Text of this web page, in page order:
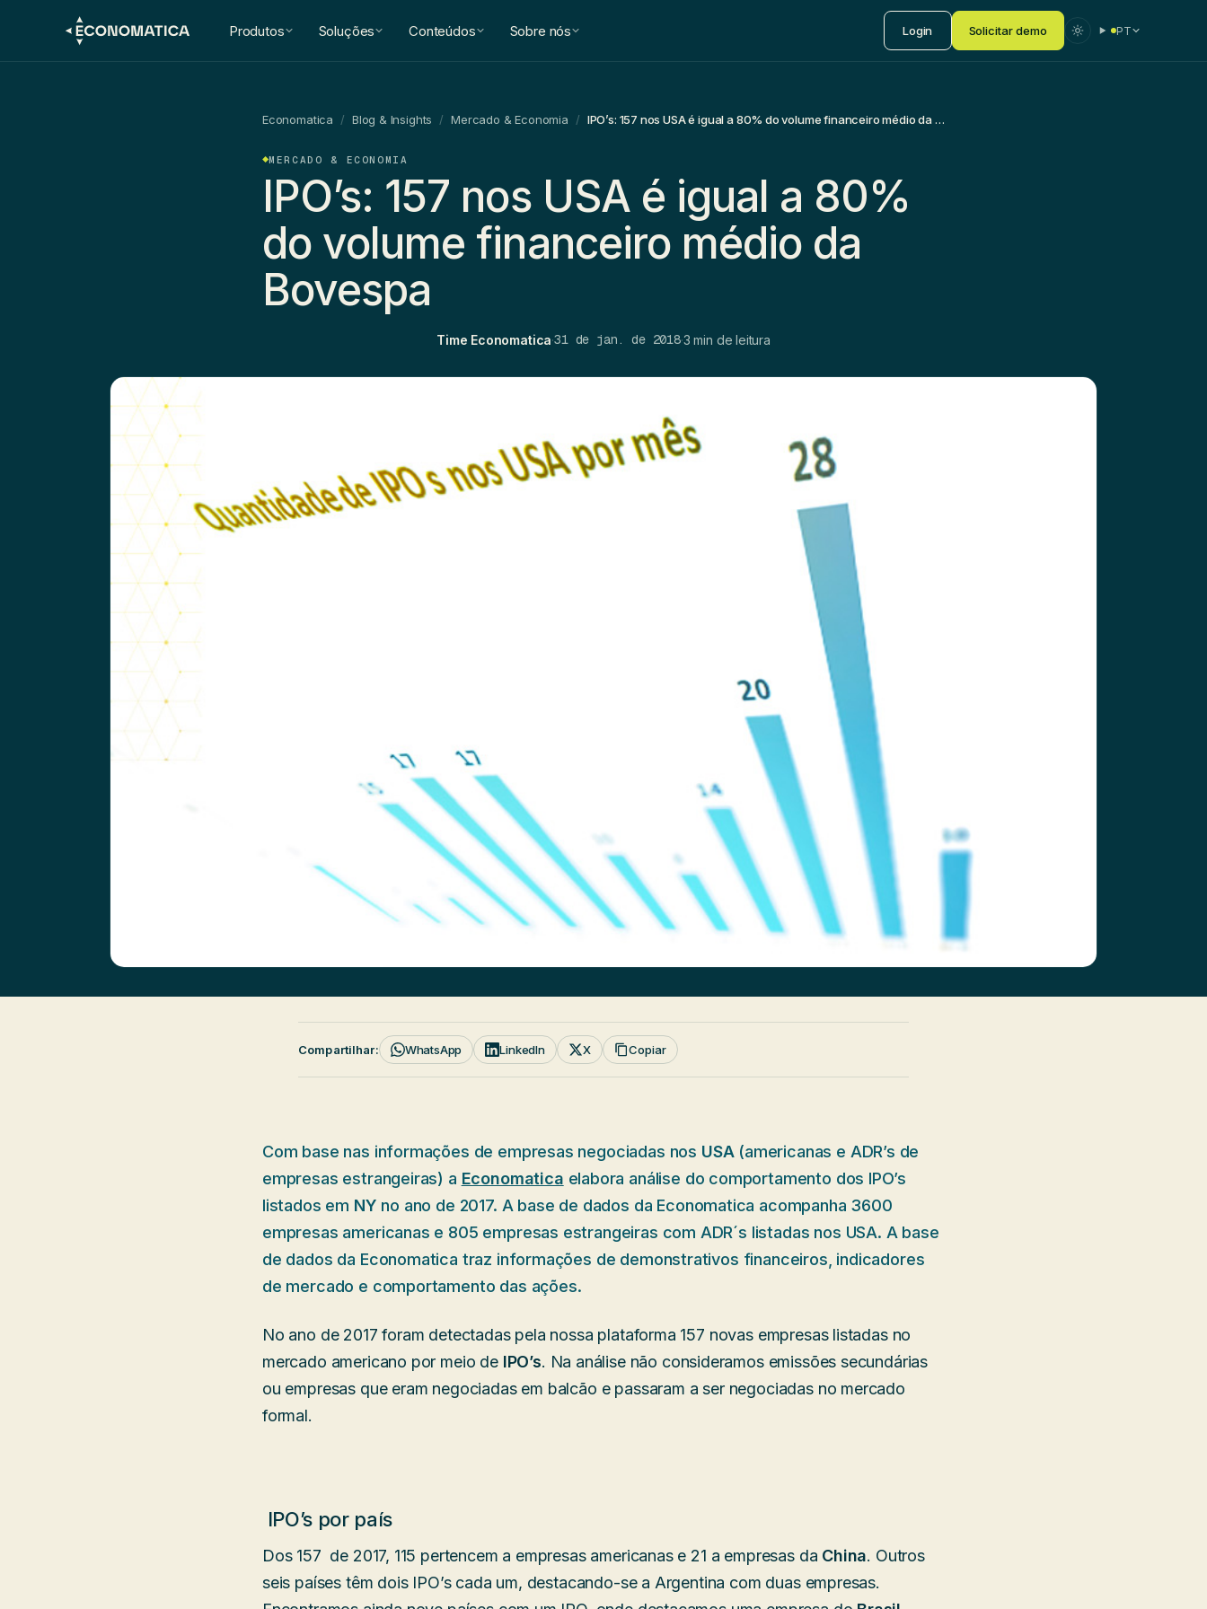
Produtos Soluções Conteúdos Sobre nós Login Solicitar demo PT
Economatica / Blog & Insights / Mercado & Economia / IPO’s: 157 nos USA é igual a 80% do volume financeiro médio da Bovespa
MERCADO & ECONOMIA
IPO’s: 157 nos USA é igual a 80%
do volume financeiro médio da
Bovespa
Time Economatica·31 de jan. de 2018·3 min de leitura
Compartilhar: WhatsApp LinkedIn X Copiar
Com base nas informações de empresas negociadas nos USA(americanas e ADR’s de
empresas estrangeiras) a Economatica elabora análise do comportamento dos IPO’s
listados em NY no ano de 2017. A base de dados da Economatica acompanha 3600
empresas americanas e 805 empresas estrangeiras com ADR´s listadas nos USA. A base
de dados da Economatica traz informações de demonstrativos financeiros, indicadores
de mercado e comportamento das ações.
No ano de 2017 foram detectadas pela nossa plataforma 157 novas empresas listadas no
mercado americano por meio de IPO’s. Na análise não consideramos emissões secundárias
ou empresas que eram negociadas em balcão e passaram a ser negociadas no mercado
formal.
IPO’s por país
Dos 157 de 2017, 115 pertencem a empresas americanas e 21 a empresas da China. Outros
seis países têm dois IPO’s cada um, destacando-se a Argentina com duas empresas.